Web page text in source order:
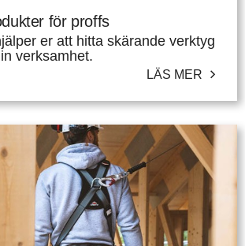
för proffs
er att hitta skärande verktyg
verksamhet.
LÄS MER